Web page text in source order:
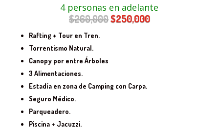
4 personas en adelante
$260,000El
$250,000El
Rafting + Tour en Tren.
Torrentismo Natural.
Canopy por entre Árboles
3 Alimentaciones.
Estadía en zona de Camping con Carpa.
Seguro Médico.
Parqueadero.
Piscina + Jacuzzi.